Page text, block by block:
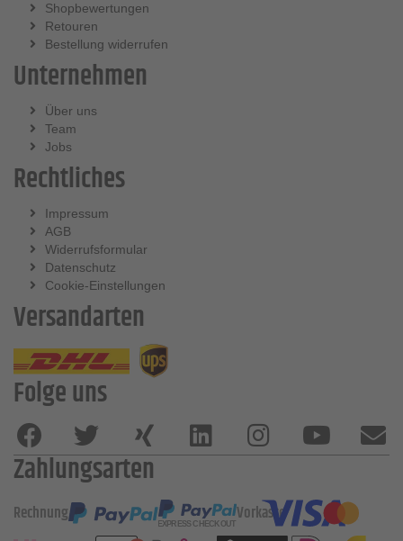
Shopbewertungen
Retouren
Bestellung widerrufen
Unternehmen
Über uns
Team
Jobs
Rechtliches
Impressum
AGB
Widerrufsformular
Datenschutz
Cookie-Einstellungen
Versandarten
Folge uns
Zahlungsarten
Rechnung Vorkasse